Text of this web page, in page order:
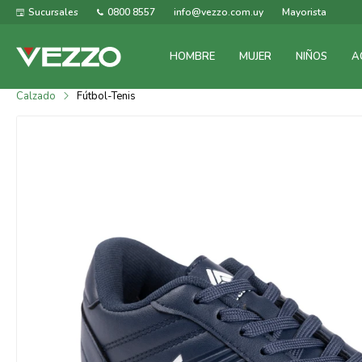
HOMBRE MUJER NIÑOS
Sucursales 0800 8557 info@vezzo.com.uy Mayorista
Calzado Fútbol-Tenis